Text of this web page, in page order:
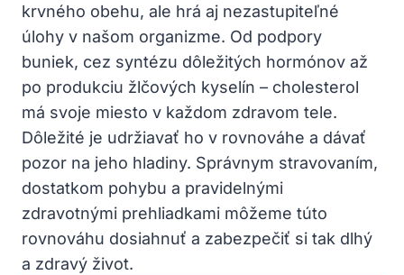
krvného obehu, ale hrá aj nezastupiteľné
úlohy v našom organizme. Od podpory
buniek, cez syntézu dôležitých hormónov až
po produkciu žlčových kyselín – cholesterol
má svoje miesto v každom zdravom tele.
Dôležité je udržiavať ho v rovnováhe a dávať
pozor na jeho hladiny. Správnym stravovaním,
dostatkom pohybu a pravidelnými
zdravotnými prehliadkami môžeme túto
rovnováhu dosiahnuť a zabezpečiť si tak dlhý
a zdravý život.